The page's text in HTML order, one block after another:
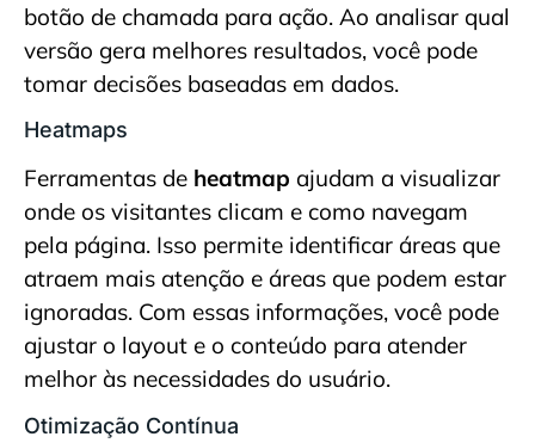
botão de chamada para ação. Ao analisar qual
versão gera melhores resultados, você pode
tomar decisões baseadas em dados.
Heatmaps
Ferramentas de heatmap ajudam a visualizar
onde os visitantes clicam e como navegam
pela página. Isso permite identificar áreas que
atraem mais atenção e áreas que podem estar
ignoradas. Com essas informações, você pode
ajustar o layout e o conteúdo para atender
melhor às necessidades do usuário.
Otimização Contínua